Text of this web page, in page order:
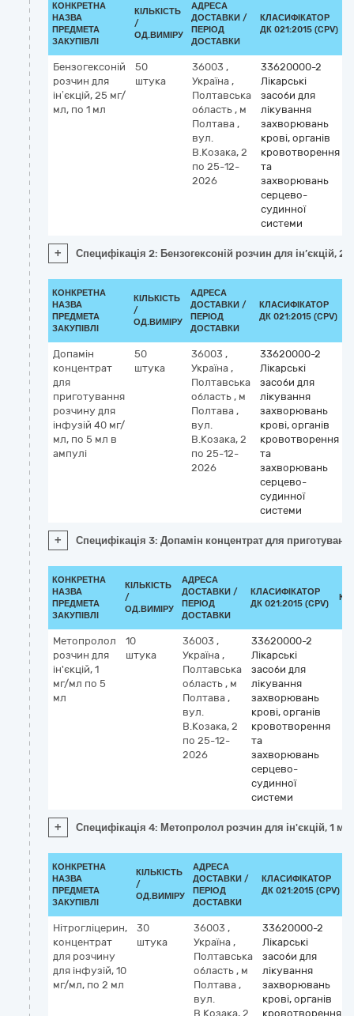
КОНКРЕТНА
НАЗВА
ПРЕДМЕТА
ЗАКУПІВЛІ
КІЛЬКІСТЬ
/
ОД.ВИМІРУ
АДРЕСА
ДОСТАВКИ /
ПЕРІОД
ДОСТАВКИ
КЛАСИФІКАТОР
ДК 021:2015 (CPV)
Бензогексоній
розчин для
ін’єкцій, 25 мг/
мл, по 1 мл
50
штука
36003 ,
Україна ,
Полтавська
область , м
Полтава ,
вул.
В.Козака, 2
по 25-12-
2026
33620000-2
Лікарські
засоби для
лікування
захворювань
крові, органів
кровотворення
та
захворювань
серцево-
судинної
системи
+ Специфікація 2: Бензогексоній розчин для ін’єкцій,
КОНКРЕТНА
НАЗВА
ПРЕДМЕТА
ЗАКУПІВЛІ
КІЛЬКІСТЬ
/
ОД.ВИМІРУ
АДРЕСА
ДОСТАВКИ /
ПЕРІОД
ДОСТАВКИ
КЛАСИФІКАТОР
ДК 021:2015 (CPV)
Допамін
концентрат
для
приготування
розчину для
інфузій 40 мг/
мл, по 5 мл в
ампулі
50
штука
36003 ,
Україна ,
Полтавська
область , м
Полтава ,
вул.
В.Козака, 2
по 25-12-
2026
33620000-2
Лікарські
засоби для
лікування
захворювань
крові, органів
кровотворення
та
захворювань
серцево-
судинної
системи
+ Специфікація 3: Допамін концентрат для
КОНКРЕТНА
НАЗВА
ПРЕДМЕТА
ЗАКУПІВЛІ
КІЛЬКІСТЬ
/
ОД.ВИМІРУ
АДРЕСА
ДОСТАВКИ /
ПЕРІОД
ДОСТАВКИ
КЛАСИФІКАТОР
ДК 021:2015 (CPV)
Метопролол
розчин для
ін'єкцій, 1
мг/мл по 5
мл
10
штука
36003 ,
Україна ,
Полтавська
область , м
Полтава ,
вул.
В.Козака, 2
по 25-12-
2026
33620000-2
Лікарські
засоби для
лікування
захворювань
крові, органів
кровотворення
та
захворювань
серцево-
судинної
системи
+ Специфікація 4: Метопролол розчин для ін'єкцій, 1
КОНКРЕТНА
НАЗВА
ПРЕДМЕТА
ЗАКУПІВЛІ
КІЛЬКІСТЬ
/
ОД.ВИМІРУ
АДРЕСА
ДОСТАВКИ /
ПЕРІОД
ДОСТАВКИ
КЛАСИФІКАТОР
ДК 021:2015 (CPV)
Нітрогліцерин,
концентрат
для розчину
для інфузій, 10
мг/мл, по 2 мл
30
штука
36003 ,
Україна ,
Полтавська
область , м
Полтава ,
вул.
В.Козака, 2
33620000-2
Лікарські
засоби для
лікування
захворювань
крові, органів
кровотворення